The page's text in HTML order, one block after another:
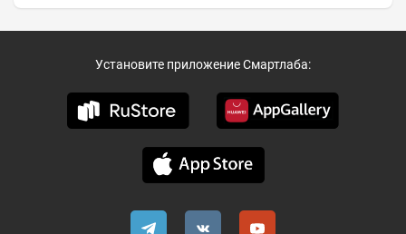
Установите приложение Смартлаба: